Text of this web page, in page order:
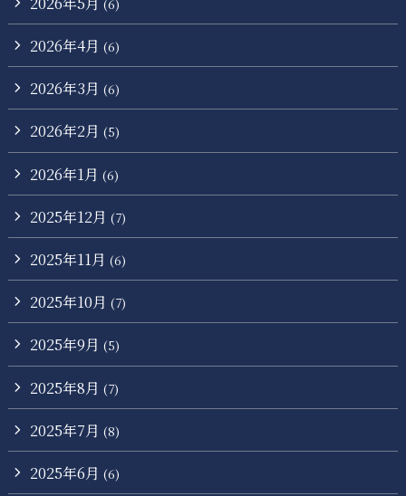
(6)
2026年4月 (6)
2026年3月 (6)
2026年2月 (5)
2026年1月 (6)
2025年12月 (7)
2025年11月 (6)
2025年10月 (7)
2025年9月 (5)
2025年8月 (7)
2025年7月 (8)
2025年6月 (6)